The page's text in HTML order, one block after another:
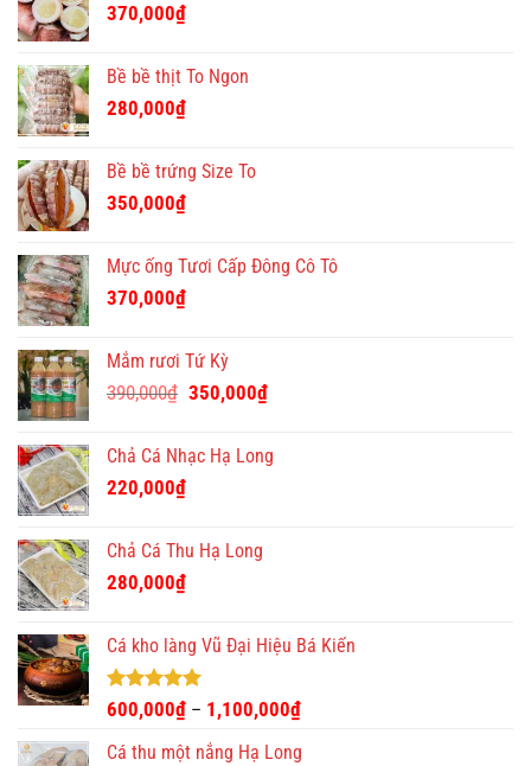
370,000₫
Bề bề thịt To Ngon
280,000₫
Bề bề trứng Size To
350,000₫
Mực ống Tươi Cấp Đông Cô Tô
370,000₫
Mắm rươi Tứ Kỳ
390,000₫ Giá
390,000₫.
350,000₫Giá
là:
Chả Cá Nhạc Hạ Long
220,000₫
Chả Cá Thu Hạ Long
280,000₫
Cá kho làng Vũ Đại Hiệu Bá Kiến
Được xếp
hạng
4.93
5 sao
600,000₫ – 1,100,000₫
Cá thu một nắng Hạ Long